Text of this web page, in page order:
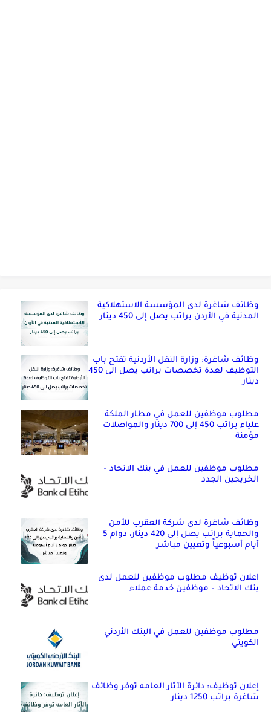
وظائف شاغرة لدى المؤسسة الاستهلاكية
المدنية في الأردن براتب يصل إلى 450 دينار
وظائف شاغرة: وزارة النقل الأردنية تفتح باب
التوظيف لعدة تخصصات براتب يصل الى 450
دينار
مطلوب موظفين للعمل في مطار الملكة
علياء براتب 450 إلى 700 دينار والمواصلات
مؤمنة
مطلوب موظفين للعمل في بنك الاتحاد –
الخريجين الجدد
وظائف شاغرة لدى شركة العقرب للأمن
والحماية براتب يصل إلى 420 دينار، دوام 5
أيام أسبوعياً وتعيين مباشر
اعلان توظيف مطلوب موظفين للعمل لدى
بنك الاتحاد – موظفين خدمة عملاء
مطلوب موظفين للعمل في البنك الأردني
الكويتي
إعلان توظيف: دائرة الآثار العامه توفر وظائف
شاغرة براتب 1250 دينار